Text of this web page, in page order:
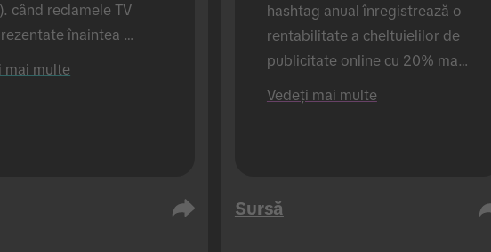
când reclamele TV
înaintea
mai multe
hashtag anual înregistrează o
rentabilitate a cheltuielilor de
publicitate online cu 20% mai
Vedeți mai multe
Sursă